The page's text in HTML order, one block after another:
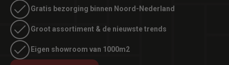
Gratis bezorging binnen Noord-Nederland
Groot assortiment & de nieuwste trends
Eigen showroom van 1000m2